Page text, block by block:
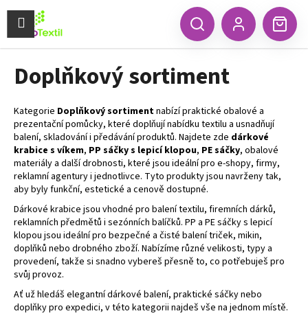
obsah
HledatPřihlášení
Menu
Doplňkový sortiment
Kategorie Doplňkový sortimentnabízí praktické obalové a
prezentační pomůcky, které doplňují nabídku textilu a usnadňují
balení, skladování i předávání produktů. Najdete zde dárkové
krabice s víkem, PP sáčky s lepicí klopou, PE sáčky, obalové
materiály a další drobnosti, které jsou ideální pro e‑shopy, firmy,
reklamní agentury i jednotlivce. Tyto produkty jsou navrženy tak,
aby byly funkční, estetické a cenově dostupné.
Dárkové krabice jsou vhodné pro balení textilu, firemních dárků,
reklamních předmětů i sezónních balíčků. PP a PE sáčky s lepicí
klopou jsou ideální pro bezpečné a čisté balení triček, mikin,
doplňků nebo drobného zboží. Nabízíme různé velikosti, typy a
provedení, takže si snadno vybereš přesně to, co potřebuješ pro
svůj provoz.
Ať už hledáš elegantní dárkové balení, praktické sáčky nebo
doplňky pro expedici, v této kategorii najdeš vše na jednom místě.
K
š Zpět
Zpět
C
p
o
t
ř
e
b
u
j
e
t
e
n